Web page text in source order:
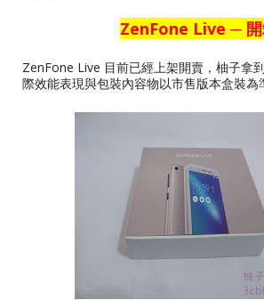
ZenFone Live ─
ZenFone Live 目前已經上架開賣，柚子拿
際效能表現與包裝內容物以市售版本盒裝為